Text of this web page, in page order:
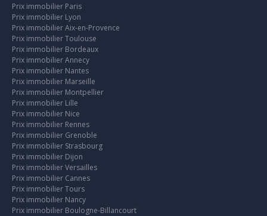
Prix immobilier Paris
Prix immobilier Lyon
Prix immobilier Aix-en-Provence
Prix immobilier Toulouse
Prix immobilier Bordeaux
Prix immobilier Annecy
Prix immobilier Nantes
Prix immobilier Marseille
Prix immobilier Montpellier
Prix immobilier Lille
Prix immobilier Nice
Prix immobilier Rennes
Prix immobilier Grenoble
Prix immobilier Strasbourg
Prix immobilier Dijon
Prix immobilier Versailles
Prix immobilier Cannes
Prix immobilier Tours
Prix immobilier Nancy
Prix immobilier Boulogne-Billancourt